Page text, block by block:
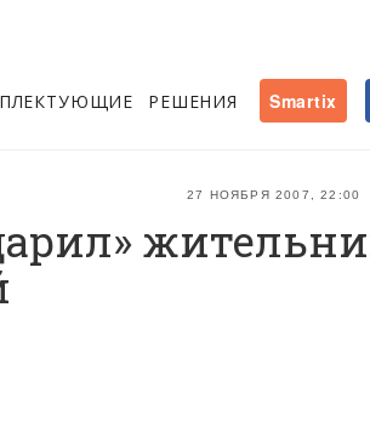
РЕШЕНИЯ Smartix
27 НОЯБРЯ 2007, 22:00